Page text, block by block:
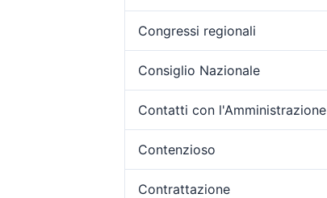
Congressi regionali
Consiglio Nazionale
Contatti con l'Amministrazione
Contenzioso
Contrattazione